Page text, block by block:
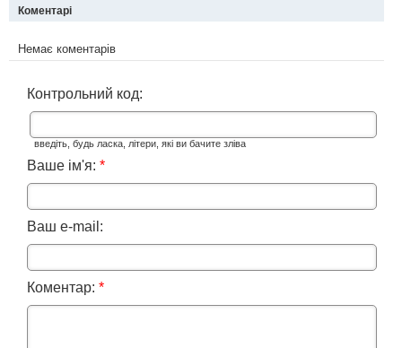
Коментарі
Немає коментарів
Контрольний код:
введіть, будь ласка, літери, які ви бачите зліва
Ваше ім'я: *
Ваш e-mail:
Коментар: *